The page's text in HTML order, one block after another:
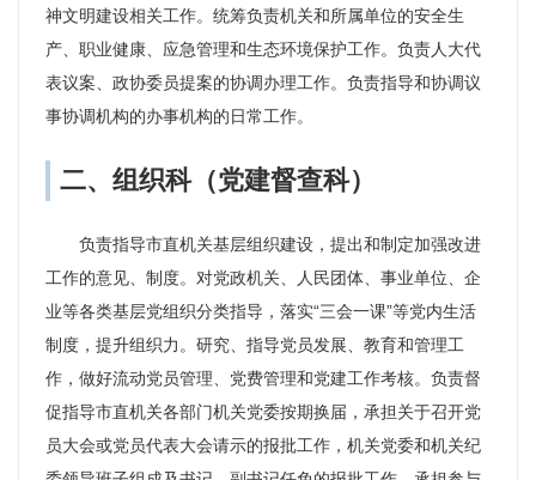
神文明建设相关工作。统筹负责机关和所属单位的安全生
产、职业健康、应急管理和生态环境保护工作。负责人大代
表议案、政协委员提案的协调办理工作。负责指导和协调议
事协调机构的办事机构的日常工作。
二、组织科（党建督查科）
负责指导市直机关基层组织建设，提出和制定加强改进
工作的意见、制度。对党政机关、人民团体、事业单位、企
业等各类基层党组织分类指导，落实“三会一课”等党内生活
制度，提升组织力。研究、指导党员发展、教育和管理工
作，做好流动党员管理、党费管理和党建工作考核。负责督
促指导市直机关各部门机关党委按期换届，承担关于召开党
员大会或党员代表大会请示的报批工作，机关党委和机关纪